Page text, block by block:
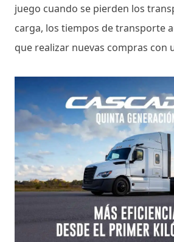
juego cuando se pierden los
carga, los tiempos de transporte
que realizar nuevas compras con